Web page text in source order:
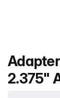
Naziv
2.375"